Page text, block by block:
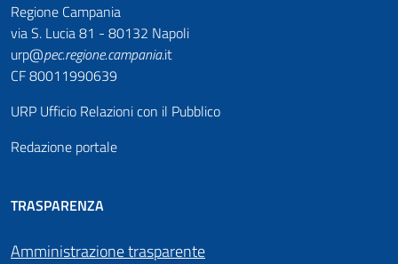
Regione Campania
via S. Lucia 81 - 80132 Napoli
urp@pec.regione.campania.it
CF 80011990639
URP Ufficio Relazioni con il Pubblico
Redazione portale
TRASPARENZA
Amministrazione trasparente